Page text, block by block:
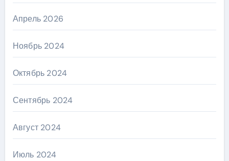
Апрель 2026
Ноябрь 2024
Октябрь 2024
Сентябрь 2024
Август 2024
Июль 2024